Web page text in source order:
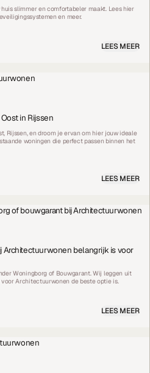
slimmer en comfortabeler maakt. Lees hier
en meer.
LEES MEER
in Rijssen
Rijssen, en droom je ervan om hier jouw ideale
woningen die perfect passen binnen het
LEES MEER
Architectuurwonen belangrijk is voor
Woningborg of Bouwgarant. Wij leggen uit
Architectuurwonen de beste optie is.
LEES MEER